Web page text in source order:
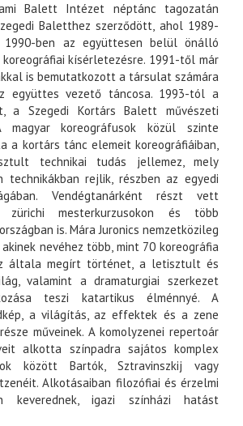
Balett Intézet néptánc tagozatán
Baletthez szerződött, ahol 1989-
ben az együttesen belül önálló
kísérletezésre. 1991-től már
is bemutatkozott a társulat számára
együttes vezető táncosa. 1993-tól a
a Szegedi Kortárs Balett művészeti
koreográfusok közül szinte
a kortárs tánc elemeit koreográfiáiban,
technikai tudás jellemez, mely
technikákban rejlik, részben az egyedi
Vendégtanárként részt vett
zürichi mesterkurzusokon és több
is. Mára Juronics nemzetközileg
nevéhez több, mint 70 koreográfia
általa megírt történet, a letisztult és
valamint a dramaturgiai szerkezet
teszi katartikus élménnyé. A
a világítás, az effektek és a zene
műveinek. A komolyzenei repertoár
alkotta színpadra sajátos komplex
között Bartók, Sztravinszkij vagy
Alkotásaiban filozófiai és érzelmi
keverednek, igazi színházi hatást